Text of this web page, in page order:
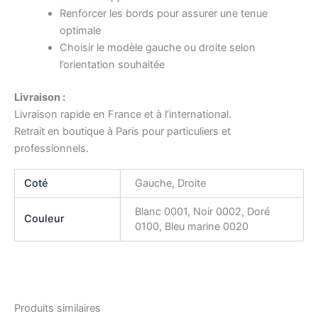
Renforcer les bords pour assurer une tenue
optimale
Choisir le modèle gauche ou droite selon
l’orientation souhaitée
Livraison :
Livraison rapide en France et à l’international.
Retrait en boutique à Paris pour particuliers et
professionnels.
Coté Gauche, Droite
Couleur
Blanc 0001, Noir 0002, Doré
0100, Bleu marine 0020
Produits similaires